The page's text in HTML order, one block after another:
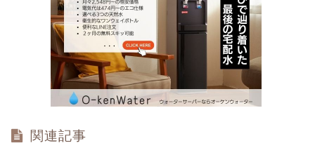
関連記事